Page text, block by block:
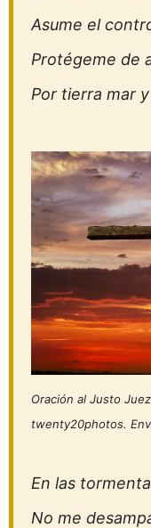
Asume el
Protégeme de
Por tierra mar
Oración al Justo
twenty20photos.
En las
No me